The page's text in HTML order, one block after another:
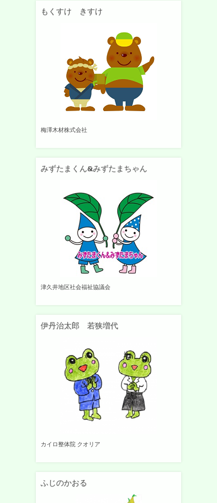
もくすけ きすけ
梅澤木材株式会社
みずたまくん&みずたまちゃん
津久井地区社会福祉協議会
伊丹治太郎 若狭増代
カイロ整体院 クオリア
ふじのかおる